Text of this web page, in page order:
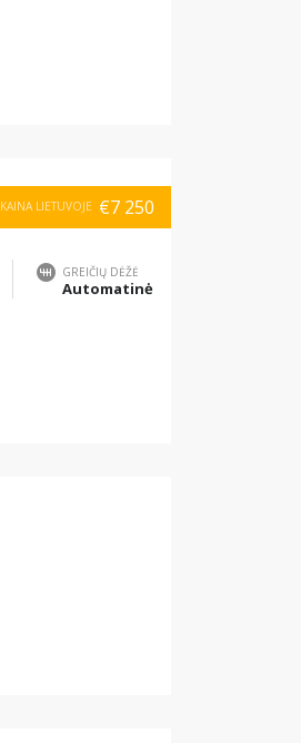
KAINA LIETUVOJE €7 250
GREIČIŲ DĖŽĖ
Automatinė